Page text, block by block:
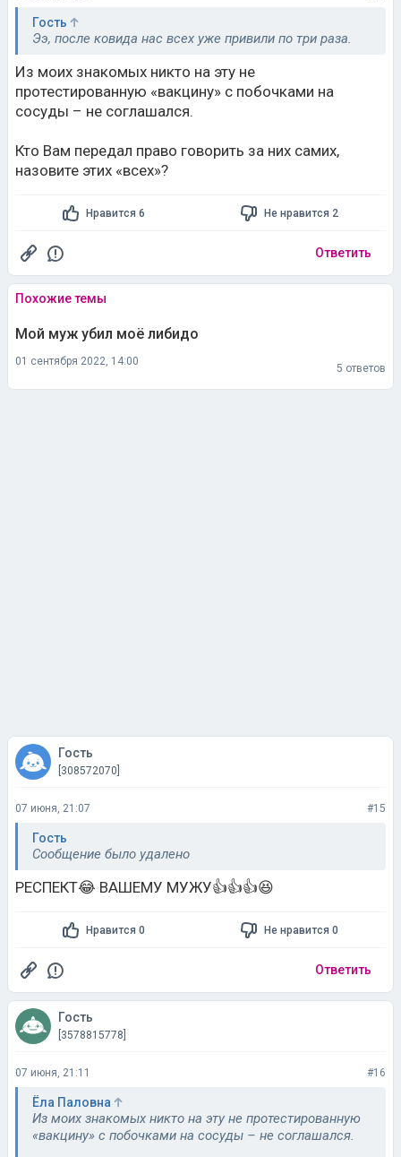
Гость
Ээ, после ковида нас всех уже привили по три раза.
Из моих знакомых никто на эту не
протестированную «вакцину» с побочками на
сосуды – не соглашался.
Кто Вам передал право говорить за них самих,
назовите этих «всех»?
Нравится 6 Не нравится 2
Ответить
Похожие темы
Мой муж убил моё либидо
01 сентября 2022, 14:00
5 ответов
Гость
[308572070]
07 июня, 21:07 #15
Гость
Сообщение было удалено
РЕСПЕКТ😂 ВАШЕМУ МУЖУ👍👍👍😆
Нравится 0 Не нравится 0
Ответить
Гость
[3578815778]
07 июня, 21:11 #16
Ёла Паловна
Из моих знакомых никто на эту не протестированную
«вакцину» с побочками на сосуды – не соглашался.